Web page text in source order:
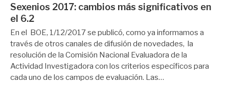
Sexenios 2017: cambios más significativos en
el 6.2
En el BOE, 1/12/2017 se publicó, como ya informamos a
través de otros canales de difusión de novedades, la
resolución de la Comisión Nacional Evaluadora de la
Actividad Investigadora con los criterios específicos para
cada uno de los campos de evaluación. Las…